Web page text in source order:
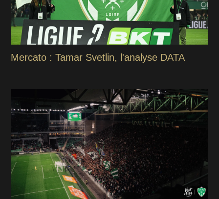
Mercato : Tamar Svetlin, l'analyse DATA